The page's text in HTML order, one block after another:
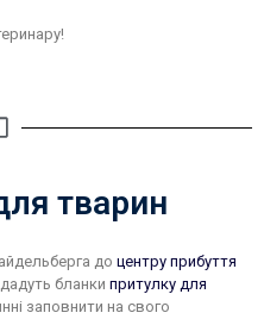
тварин
до центру прибуття
бланки притулку для
заповнити на свого